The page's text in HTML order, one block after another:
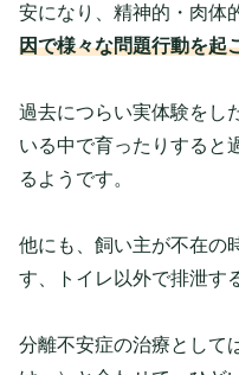
安になり、精神的・肉体
因で様々な問題行動を起
過去につらい実体験をし
いる中で育ったりすると
るようです。
他にも、飼い主が不在の
す、トイレ以外で排泄す
分離不安症の治療として